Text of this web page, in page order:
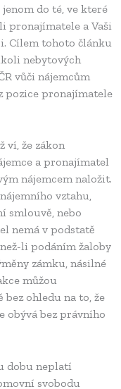
do té, ve které
pronajímatele a Vaši
Cílem tohoto článku
nebytových
vůči nájemcům
pozice pronajímatele
že zákon
a pronajímatel
nájemcem naložit.
vztahu,
smlouvě, nebo
nemá v podstatě
li podáním žaloby
zámku, násilné
můžou
ohledu na to, že
obývá bez právního
dobu neplatí
svobodu